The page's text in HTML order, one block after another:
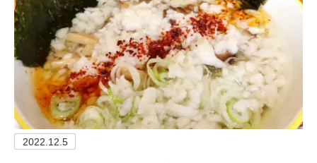
2022.12.5